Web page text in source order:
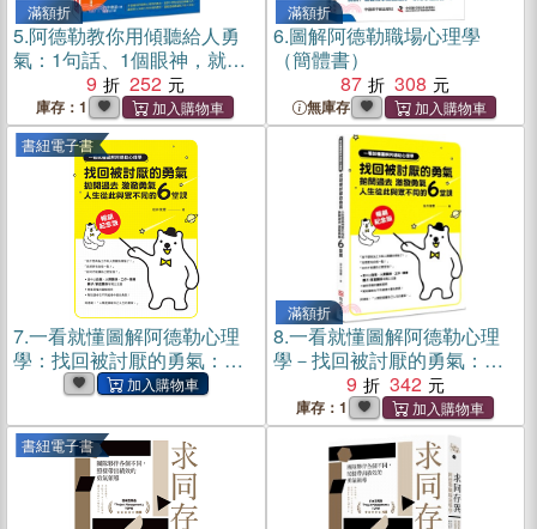
滿額折
5.阿德勒教你用傾聽給人勇
氣：1句話、1個眼神，就能
讓對方敞開心房的療癒技
巧！（復刻版）
9 252
庫存：1
滿額折
6.圖解阿德勒職場心理學
（簡體書）
87
308
無庫存
書紐電子書
7.一看就懂圖解阿德勒心理
學：找回被討厭的勇氣：拋
開過去，激發勇氣，人生從
滿額折
8.一看就懂圖解阿德勒心理
學－找回被討厭的勇氣：拋
開過去，激發勇氣，人生從
此與眾不同的6堂課【暢銷紀
念版】
9 342
庫存：1
書紐電子書